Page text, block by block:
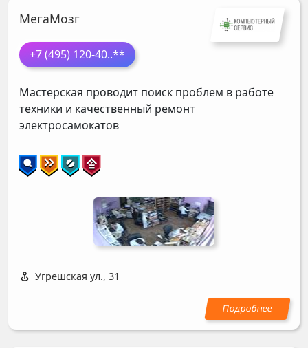
МегаМозг
+7 (495) 120-40..**
Мастерская проводит поиск проблем в работе
техники и качественный ремонт
электросамокатов
Угрешская ул., 31